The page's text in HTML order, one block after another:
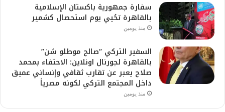
سفارة جمهورية باكستان الإسلامية
بالقاهرة تحُيي يوم استحصال كشمير
منذ يومين
السفير التركي “صالح موطلو شن”
بالقاهرة لجورنال اونلاين: الاحتفاء بمحمد
صلاح يعبر عن تقارب ثقافي وإنساني عميق
داخل المجتمع التركي لكونه مصرياً
منذ يومين